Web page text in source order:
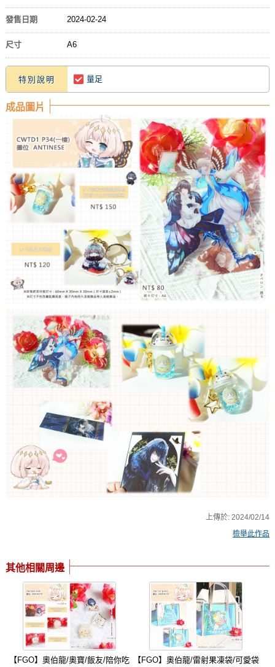
發售日期 2024-02-24
尺寸 A6
特別說明 量足
成品圖片
上傳於:2024/02/14
檢舉此作品
其他相關周邊
【FGO】奧伯龍/奧寶/飯友/陪你吃 【FGO】奧伯龍/雷射果凍袋/可愛袋